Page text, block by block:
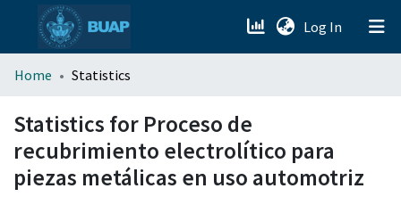
Log In (current)
menu.section.about_menu
All of DSpace
Home Statistics
Statistics for Proceso de
recubrimiento electrolítico para
piezas metálicas en uso automotriz